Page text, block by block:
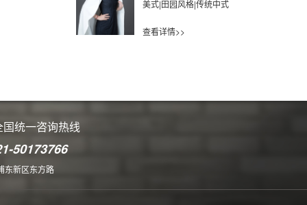
美式|田园风格|传统中式
查看详情>>
国统一咨询热线
50173766
东新区东方路